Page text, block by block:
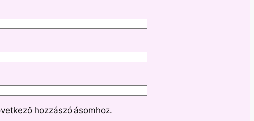
hozzászólásomhoz.